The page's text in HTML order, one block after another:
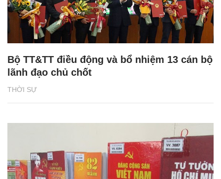
THỜI SỰ
Bộ TT&TT điều động và bổ nhiệm 13 cán bộ
lãnh đạo chủ chốt